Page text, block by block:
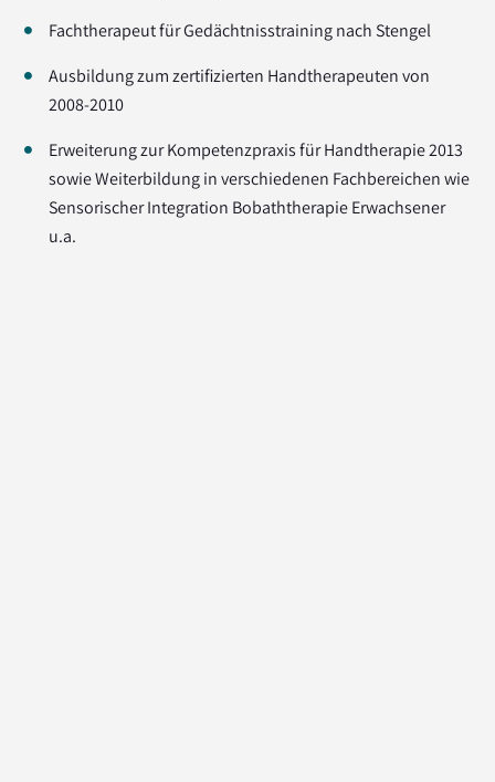
Fachtherapeut für Gedächtnisstraining nach Stengel
Ausbildung zum zertifizierten Handtherapeuten von
2008-2010
Erweiterung zur Kompetenzpraxis für Handtherapie 2013
sowie Weiterbildung in verschiedenen Fachbereichen wie
Sensorischer Integration Bobaththerapie Erwachsener
u.a.